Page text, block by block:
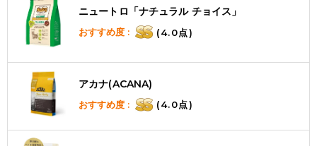
ニュートロ「ナチュラル チョイス」
おすすめ度 : (4.0点)
アカナ(ACANA)
おすすめ度 : (4.0点)